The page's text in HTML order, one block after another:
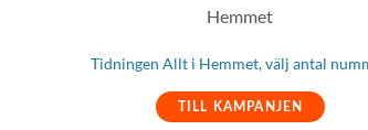
Tidningen Allt i Hemmet, välj antal
TILL KAMPANJEN